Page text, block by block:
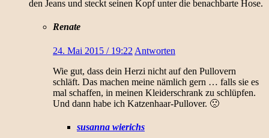
den Jeans und steckt seinen Kopf unter die benachbarte Hose.
Renate
24. Mai 2015 / 19:22 Antworten
Wie gut, dass dein Herzi nicht auf den Pullovern
schläft. Das machen meine nämlich gern … falls sie es
mal schaffen, in meinen Kleiderschrank zu schlüpfen.
Und dann habe ich Katzenhaar-Pullover. 🙁
susanna wierichs